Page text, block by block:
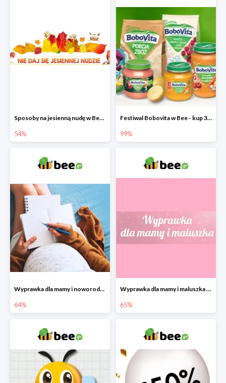
Sposoby na jesienną nudę w Bee do -54%
54%
Festiwal Bobovita w Bee - kup 3 produkty a 4. otrzymasz 99% taniej
99%
Wyprawka dla mamy i noworodka w Bee do -64%
64%
Wyprawka dla mamy i maluszka w Bee do -65%
65%